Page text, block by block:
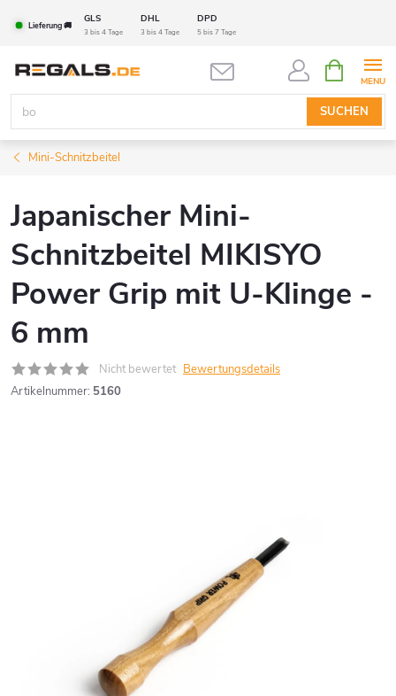
InhaltLieferung 🚚
GLS DHL DPD
3 bis 4 Tage 3 bis 4 Tage 5 bis 7 Tage
SUCHEN
Mini-Schnitzbeitel
Japanischer Mini-
Schnitzbeitel MIKISYO
Power Grip mit U-Klinge -
6 mm
Nicht bewertet Bewertungsdetails
Artikelnummer: 5160